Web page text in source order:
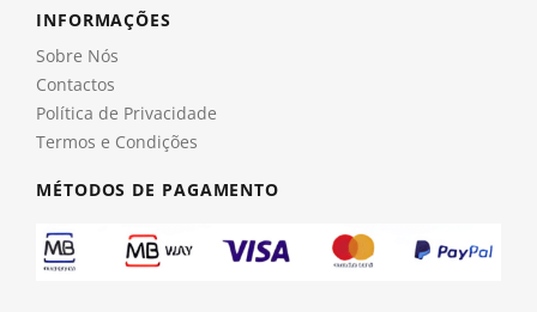
INFORMAÇÕES
Sobre Nós
Contactos
Política de Privacidade
Termos e Condições
MÉTODOS DE PAGAMENTO